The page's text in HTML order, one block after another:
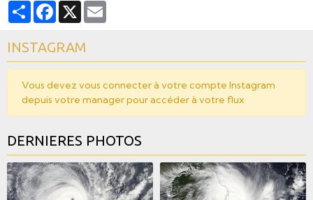
PartagerFacebook
X
INSTAGRAM
Vous devez vous connecter à votre compte Instagram
depuis votre manager pour accéder à votre flux
DERNIERES PHOTOS